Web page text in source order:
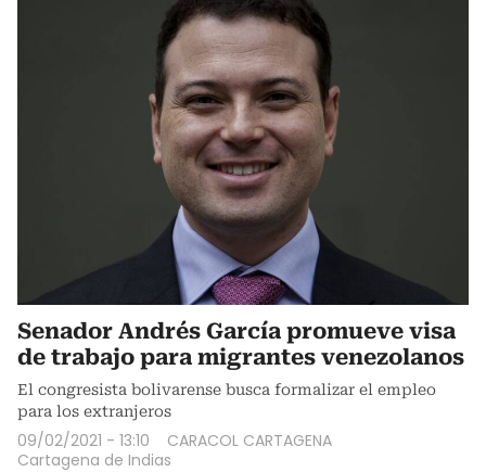
Senador Andrés García promueve visa
de trabajo para migrantes venezolanos
El congresista bolivarense busca formalizar el empleo
para los extranjeros
09/02/2021 - 13:10
CARACOL CARTAGENA
Cartagena de Indias